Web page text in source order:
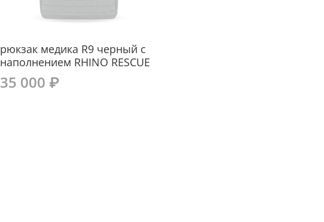
рюкзак медика R9 черный с
наполнением RHINO RESCUE
35 000 ₽